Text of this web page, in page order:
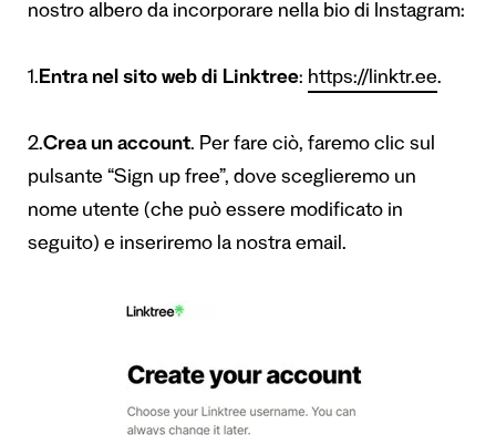
nostro albero da incorporare nella bio di Instagram:
1.Entra nel sito web di Linktree: https://linktr.ee.
2.Crea un account. Per fare ciò, faremo clic sul
pulsante “Sign up free”, dove sceglieremo un
nome utente (che può essere modificato in
seguito) e inseriremo la nostra email.